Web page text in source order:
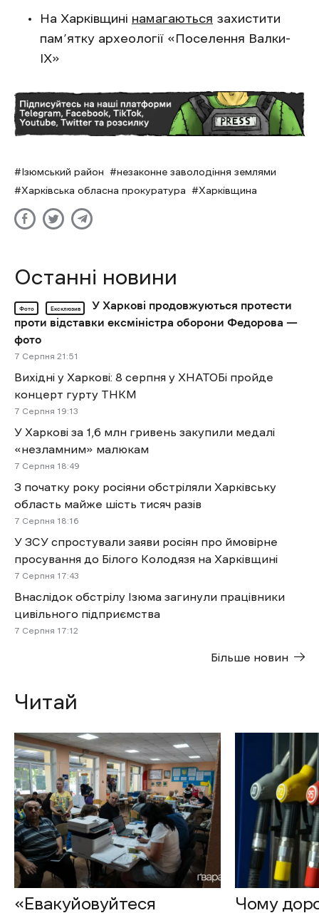
На Харківщині намагаються захистити
пам’ятку археології «Поселення Валки-
ІХ»
Ізюмський район
незаконне заволодіння землями
Харківська обласна прокуратура
Харківщина
Останні новини
Фото Ексклюзив
У Харкові продовжуються протести
проти відставки ексміністра оборони Федорова —
фото
7 Cерпня 21:51
Вихідні у Харкові: 8 серпня у ХНАТОБі пройде
концерт гурту ТНКМ
7 Cерпня 19:13
У Харкові за 1,6 млн гривень закупили медалі
«незламним» малюкам
7 Cерпня 18:49
З початку року росіяни обстріляли Харківську
область майже шість тисяч разів
7 Cерпня 18:16
У ЗСУ спростували заяви росіян про ймовірне
просування до Білого Колодязя на Харківщині
7 Cерпня 17:43
Внаслідок обстрілу Ізюма загинули працівники
цивільного підприємства
7 Cерпня 17:12
Більше новин
Читай
«Евакуйовуйтеся
Чому